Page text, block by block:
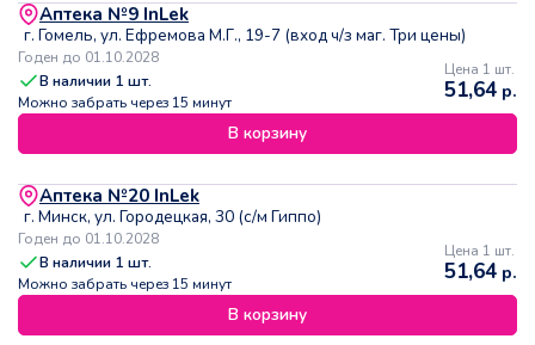
Аптека №9 InLek
г. Гомель, ул. Ефремова М.Г., 19-7 (вход ч/з маг. Три цены)
Годен до 01.10.2028
В наличии 1 шт.
Можно забрать через 15 минут
Цена 1 шт.
51,64 р.
В корзину
Аптека №20 InLek
г. Минск, ул. Городецкая, 30 (с/м Гиппо)
Годен до 01.10.2028
В наличии 1 шт.
Можно забрать через 15 минут
Цена 1 шт.
51,64 р.
В корзину